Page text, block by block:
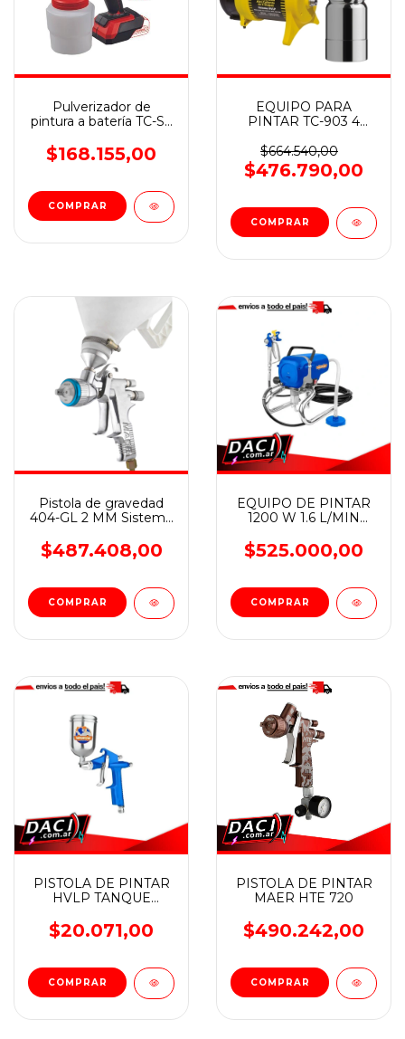
Pulverizador de
pintura a batería TC-SY
$168.155,00
EQUIPO PARA
PINTAR TC-903 4
- Ø 1.0 - Ø 1.5 y Ø 2.0
mm)
$664.540,00
$476.790,00
Pistola de gravedad
404-GL 2 MM Sistema
Baja Presión aplicación
de LATEX
$487.408,00
EQUIPO DE PINTAR
1200 W 1.6 L/MIN
$525.000,00
PISTOLA DE PINTAR
HVLP TANQUE
WADFOW
$20.071,00
PISTOLA DE PINTAR
MAER HTE 720
$490.242,00
COMPRAR